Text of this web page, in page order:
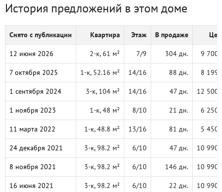
История предложений в этом доме
Снято с публикации Квартира Этаж В продаже
12 июня 2026 2-к, 61 м² 7/9 304 дн. 9 700
7 октября 2025 1-к, 52.16 м² 14/16 88 дн. 8 199
1 сентября 2024 3-к, 104 м² 14/16 47 дн. 12 500
1 ноября 2023 1-к, 48 м² 8/10 21 дн. 6 250
11 марта 2022 1-к, 48.8 м² 13/16 81 дн. 5 450
24 декабря 2021 3-к, 98.2 м² 6/10 47 дн. 10 990
8 ноября 2021 3-к, 98.2 м² 6/10 146 дн. 10 990
16 июня 2021 3-к, 98.2 м² 6/10 22 дн. 10 990